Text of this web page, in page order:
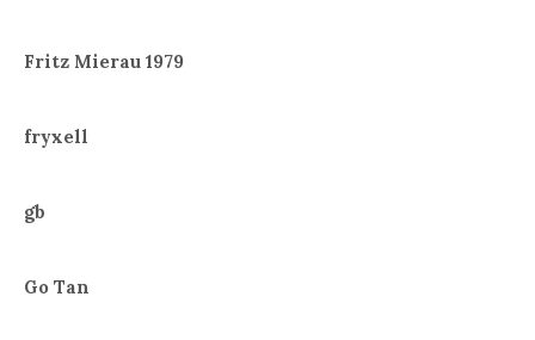
Fritz Mierau 1979
fryxell
gb
Go Tan